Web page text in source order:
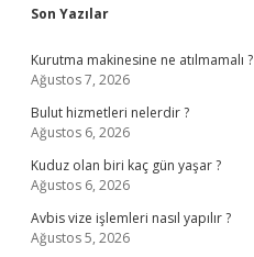
Sidebar
Son Yazılar
Kurutma makinesine ne atılmamalı ?
Ağustos 7, 2026
Bulut hizmetleri nelerdir ?
Ağustos 6, 2026
Kuduz olan biri kaç gün yaşar ?
Ağustos 6, 2026
Avbis vize işlemleri nasıl yapılır ?
Ağustos 5, 2026